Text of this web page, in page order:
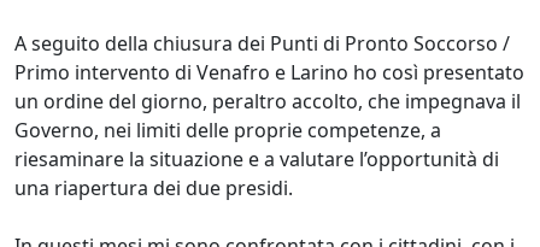
A seguito della chiusura dei Punti di Pronto Soccorso /
Primo intervento di Venafro e Larino ho così presentato
un ordine del giorno, peraltro accolto, che impegnava il
Governo, nei limiti delle proprie competenze, a
riesaminare la situazione e a valutare l’opportunità di
una riapertura dei due presidi.